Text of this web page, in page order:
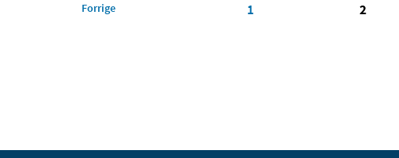
Forrige 1 2